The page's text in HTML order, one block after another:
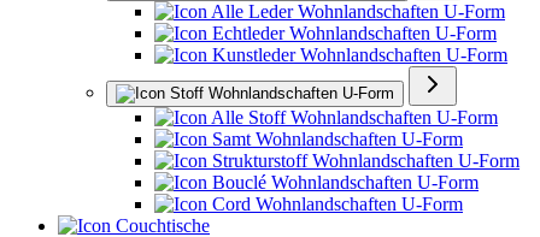
Alle Leder Wohnlandschaften U-Form
Echtleder Wohnlandschaften U-Form
Kunstleder Wohnlandschaften U-Form
Stoff Wohnlandschaften U-Form
Alle Stoff Wohnlandschaften U-Form
Samt Wohnlandschaften U-Form
Strukturstoff Wohnlandschaften U-Form
Bouclé Wohnlandschaften U-Form
Cord Wohnlandschaften U-Form
Couchtische